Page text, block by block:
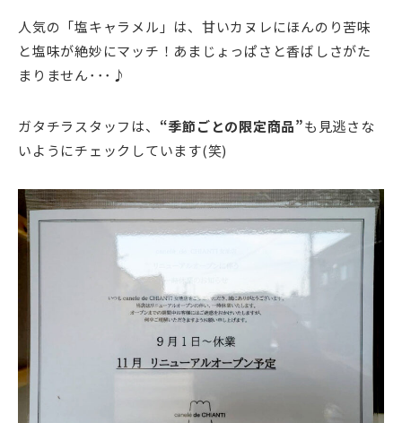
人気の「塩キャラメル」は、甘いカヌレにほんのり苦味
と塩味が絶妙にマッチ！あまじょっぱさと香ばしさがた
まりません･･･♪
ガタチラスタッフは、 “季節ごとの限定商品”も見逃さな
いようにチェックしています(笑)